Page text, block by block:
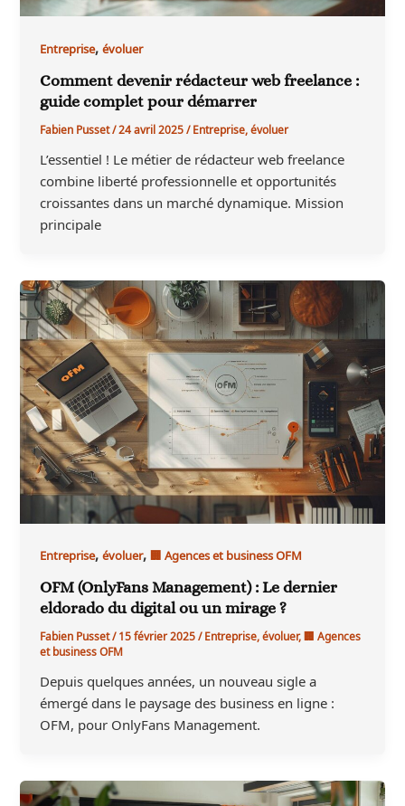
Entreprise,évoluer
Comment devenir rédacteur web freelance :
guide complet pour démarrer
Fabien Pusset/24 avril 2025/Entreprise,évoluer
L’essentiel ! Le métier de rédacteur web freelance
combine liberté professionnelle et opportunités
croissantes dans un marché dynamique. Mission
principale
Entreprise,évoluer,🏢 Agences et business OFM
OFM (OnlyFans Management) : Le dernier
eldorado du digital ou un mirage ?
Fabien Pusset/15 février 2025/Entreprise,évoluer,🏢 Agences
et business OFM
Depuis quelques années, un nouveau sigle a
émergé dans le paysage des business en ligne :
OFM, pour OnlyFans Management.